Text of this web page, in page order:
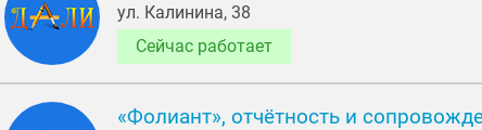
ул. Калинина, 38
Сейчас работает
«Фолиант», отчётность и